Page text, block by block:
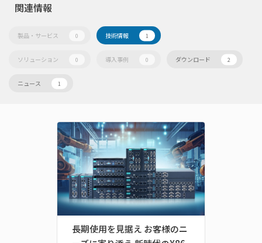
関連情報
製品・サービス 0 技術情報 1
ソリューション 0 導入事例 0 ダウンロード 2
ニュース 1
長期使用を見据え お客様のニ